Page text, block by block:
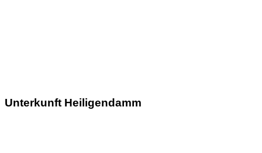
Unterkunft Heiligendamm